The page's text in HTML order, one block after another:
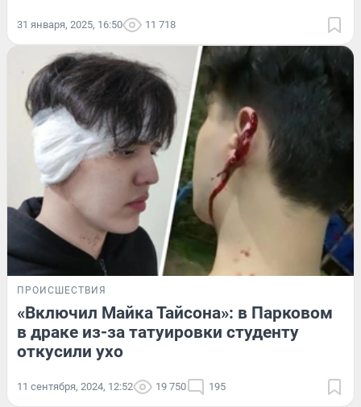
31 января, 2025, 16:50 11 718
ПРОИСШЕСТВИЯ
«Включил Майка Тайсона»: в Парковом
в драке из-за татуировки студенту
откусили ухо
11 сентября, 2024, 12:52 19 750 195